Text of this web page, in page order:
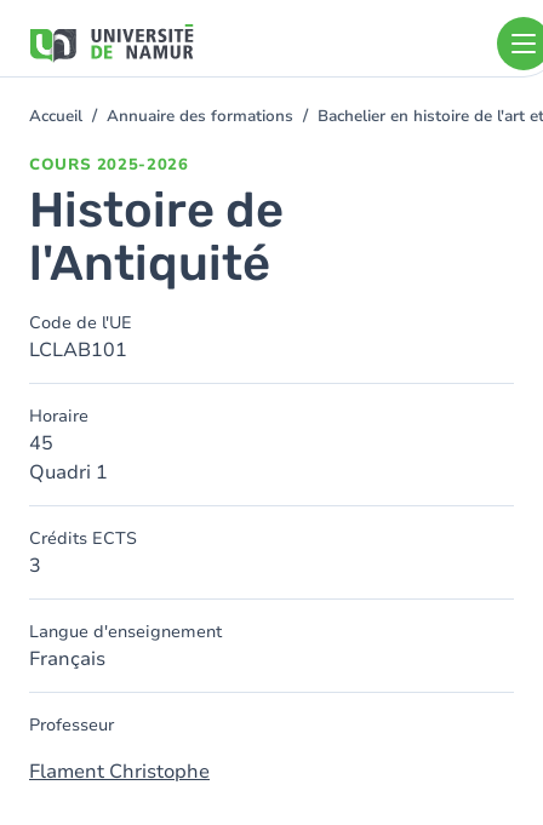
contenu
You
Accueil Annuaire des formations Bachelier en histoire de l'art
COURS 2025-2026
Histoire de
l'Antiquité
Code de l'UE
LCLAB101
Horaire
45
Quadri 1
Crédits ECTS
3
Langue d'enseignement
Français
Professeur
Flament Christophe